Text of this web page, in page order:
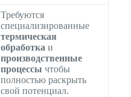
Требуются
специализированные
термическая
обработка и
производственные
процессы чтобы
полностью раскрыть
свой потенциал.